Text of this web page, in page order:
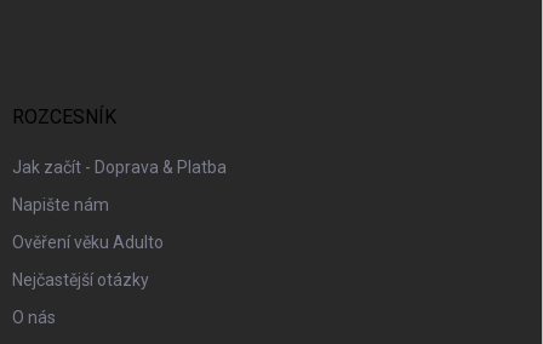
ROZCESNÍK
Jak začít - Doprava & Platba
Napište nám
Ověření věku Adulto
Nejčastější otázky
O nás